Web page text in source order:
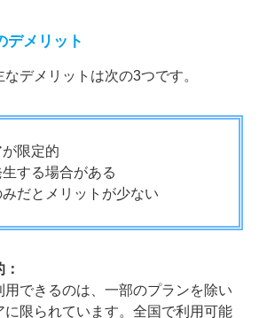
デメリット
デメリットは次の3つです。
限定的
する場合がある
だとメリットが少ない
用できるのは、一部のプランを除い
に限られています。全国で利用可能